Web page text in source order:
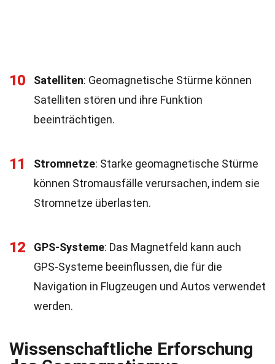
10 Satelliten: Geomagnetische Stürme können
Satelliten stören und ihre Funktion
beeinträchtigen.
11 Stromnetze: Starke geomagnetische Stürme
können Stromausfälle verursachen, indem sie
Stromnetze überlasten.
12 GPS-Systeme: Das Magnetfeld kann auch
GPS-Systeme beeinflussen, die für die
Navigation in Flugzeugen und Autos verwendet
werden.
Wissenschaftliche Erforschung